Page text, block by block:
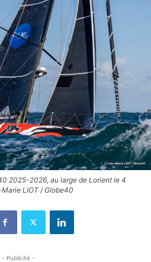
2025-2026, au large de Lorient le 4
LIOT / Globe40
- Publicité -